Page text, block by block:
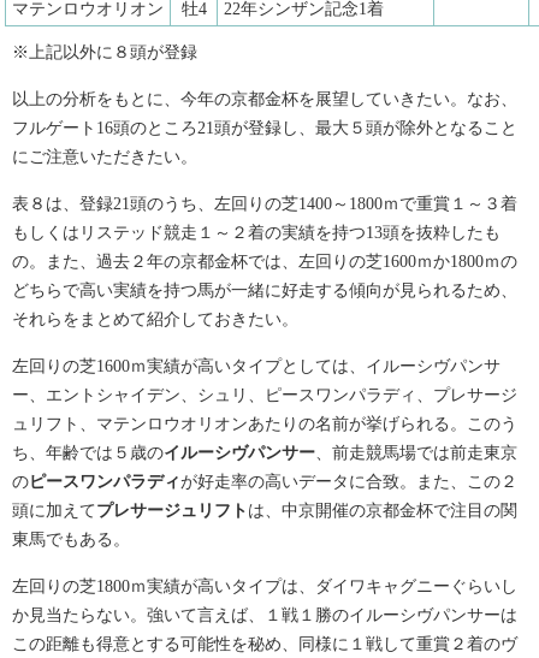
マテンロウオリオン 牡4 22年シンザン記念1着
※上記以外に８頭が登録
以上の分析をもとに、今年の京都金杯を展望していきたい。なお、
フルゲート16頭のところ21頭が登録し、最大５頭が除外となること
にご注意いただきたい。
表８は、登録21頭のうち、左回りの芝1400～1800ｍで重賞１～３着
もしくはリステッド競走１～２着の実績を持つ13頭を抜粋したも
の。また、過去２年の京都金杯では、左回りの芝1600ｍか1800ｍの
どちらで高い実績を持つ馬が一緒に好走する傾向が見られるため、
それらをまとめて紹介しておきたい。
左回りの芝1600ｍ実績が高いタイプとしては、イルーシヴパンサ
ー、エントシャイデン、シュリ、ピースワンパラディ、プレサージ
ュリフト、マテンロウオリオンあたりの名前が挙げられる。このう
ち、年齢では５歳のイルーシヴパンサー、前走競馬場では前走東京
のピースワンパラディが好走率の高いデータに合致。また、この２
頭に加えてプレサージュリフト は、中京開催の京都金杯で注目の関
東馬でもある。
左回りの芝1800ｍ実績が高いタイプは、ダイワキャグニーぐらいし
か見当たらない。強いて言えば、１戦１勝のイルーシヴパンサーは
この距離も得意とする可能性を秘め、同様に１戦して重賞２着のヴ